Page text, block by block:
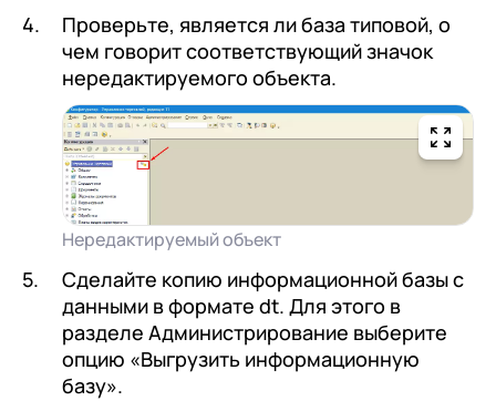
Проверьте, является ли база типовой, о
чем говорит соответствующий значок
нередактируемого объекта.
Нередактируемый объект
Сделайте копию информационной базы с
данными в формате dt. Для этого в
разделе Администрирование выберите
опцию «Выгрузить информационную
базу».